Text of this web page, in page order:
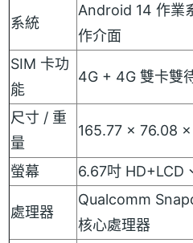
系統
Android 14 作業
作介面
SIM 卡功
能
4G + 4G 雙卡雙
尺寸 / 重
量
165.77 x 76.08
螢幕 6.67吋 HD+LCD
處理器
Qualcomm
核心處理器